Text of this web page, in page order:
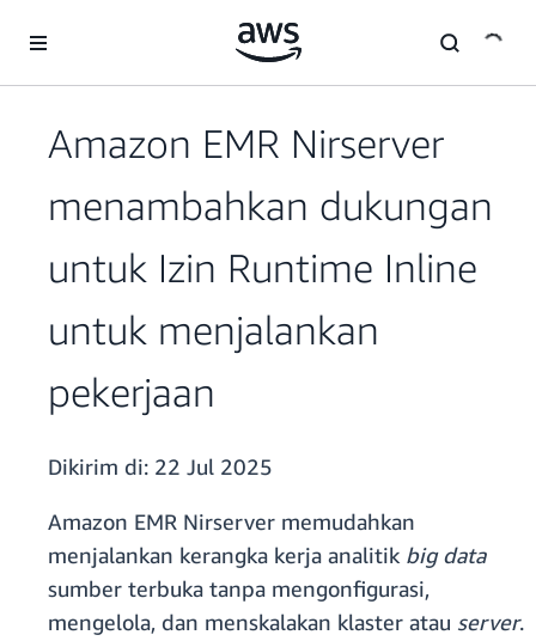
Amazon EMR Nirserver
menambahkan dukungan
untuk Izin Runtime Inline
untuk menjalankan
pekerjaan
Dikirim di: 22 Jul 2025
Amazon EMR Nirserver memudahkan
menjalankan kerangka kerja analitik big data
sumber terbuka tanpa mengonfigurasi,
mengelola, dan menskalakan klaster atau server.